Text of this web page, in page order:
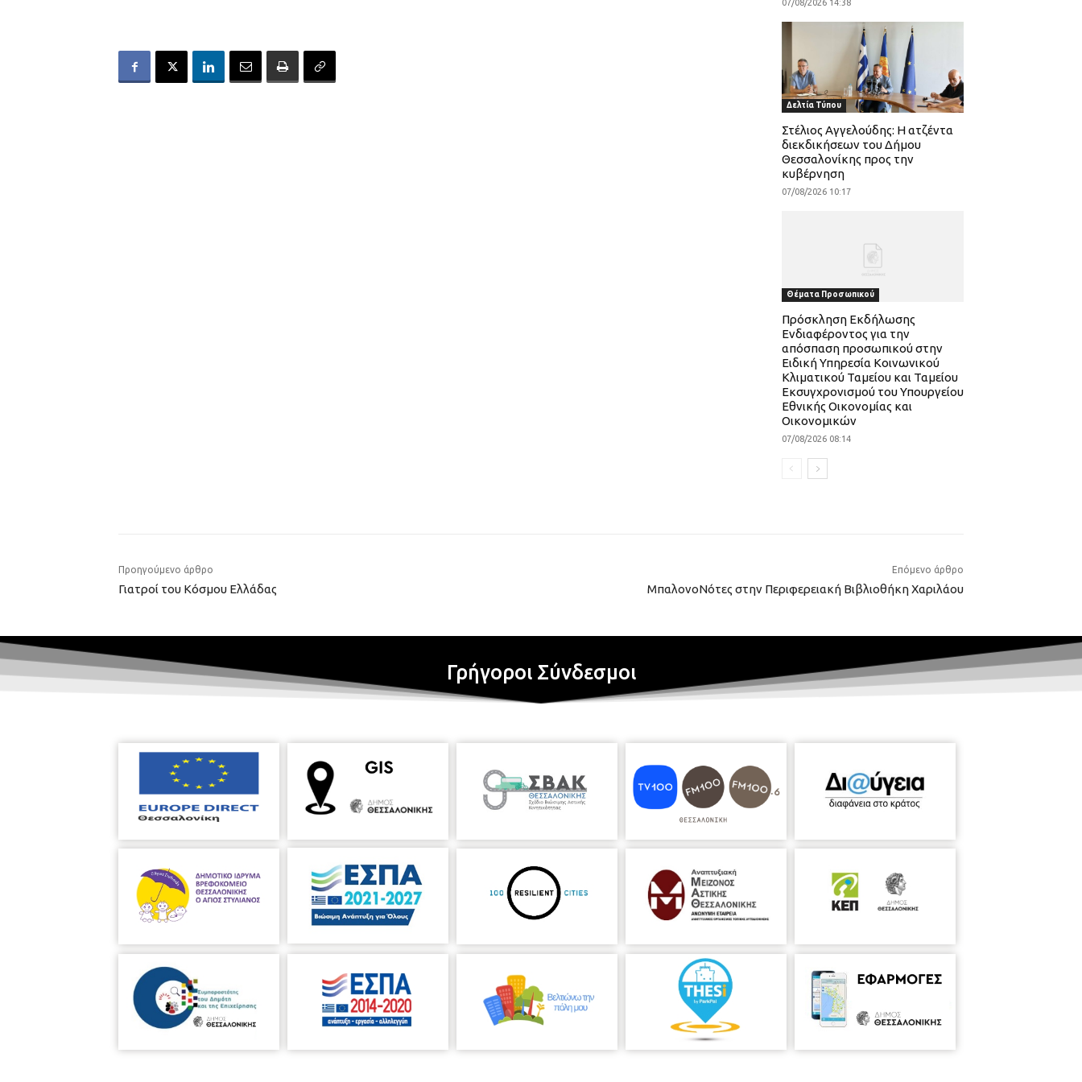
07/08/2026 14:38
Δελτία Τύπου
Στέλιος Αγγελούδης: Η ατζέντα
διεκδικήσεων του Δήμου
Θεσσαλονίκης προς την
κυβέρνηση
07/08/2026 10:17
Θέματα Προσωπικού
Πρόσκληση Εκδήλωσης
Ενδιαφέροντος για την
απόσπαση προσωπικού στην
Ειδική Υπηρεσία Κοινωνικού
Κλιματικού Ταμείου και Ταμείου
Εκσυγχρονισμού του Υπουργείου
Εθνικής Οικονομίας και
Οικονομικών
07/08/2026 08:14
Προηγούμενο άρθρο
Γιατροί του Κόσμου Ελλάδας
Επόμενο άρθρο
ΜπαλονοΝότες στην Περιφερειακή Βιβλιοθήκη Χαριλάου
Γρήγοροι Σύνδεσμοι